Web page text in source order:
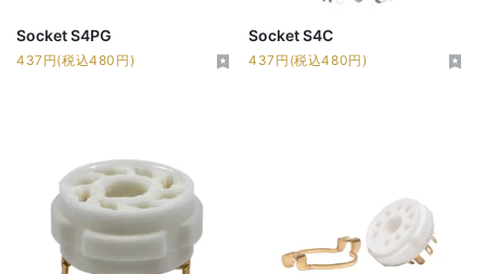
Socket S4PG
437円(税込480円)
Socket S4C
437円(税込480円)